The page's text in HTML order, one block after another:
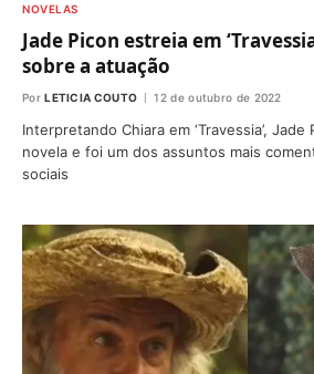
NOVELAS
Jade Picon estreia em
sobre a atuação
Por LETICIA COUTO 12 de outubro de 2022
Interpretando Chiara em ‘Travessia’,
novela e foi um dos assuntos mais
sociais